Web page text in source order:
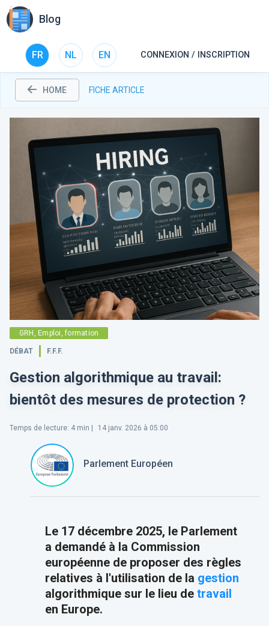
Blog
FR NL EN CONNEXION / INSCRIPTION
HOME FICHE ARTICLE
GRH, Emploi, formation
DÉBAT F.F.F.
Gestion algorithmique au travail:
bientôt des mesures de protection ?
Temps de lecture: 4 min | 14 janv. 2026 à 05:00
Parlement Européen
Le 17 décembre 2025, le Parlement
a demandé à la Commission
européenne de proposer des règles
relatives à l'utilisation de la gestion
algorithmique sur le lieu de travail
en Europe.